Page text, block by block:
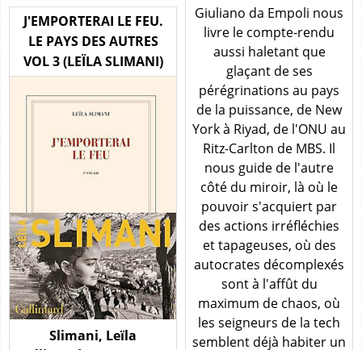
Giuliano da Empoli nous
livre le compte-rendu
aussi haletant que
glaçant de ses
pérégrinations au pays
de la puissance, de New
York à Riyad, de l'ONU au
Ritz-Carlton de MBS. Il
nous guide de l'autre
côté du miroir, là où le
pouvoir s'acquiert par
des actions irréfléchies
et tapageuses, où des
autocrates décomplexés
sont à l'affût du
maximum de chaos, où
les seigneurs de la tech
semblent déjà habiter un
J'EMPORTERAI LE FEU.
LE PAYS DES AUTRES
VOL 3 (LEÏLA SLIMANI)
Slimani, Leïla